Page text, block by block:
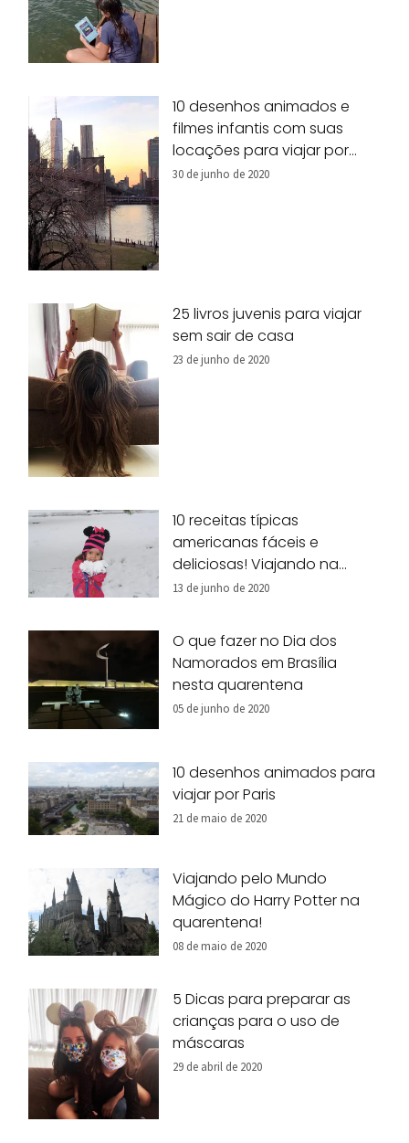
10 desenhos animados e
filmes infantis com suas
locações para viajar por
Nova York!
30 de junho de 2020
25 livros juvenis para viajar
sem sair de casa
23 de junho de 2020
10 receitas típicas
americanas fáceis e
deliciosas! Viajando na
nossa cozinha!
13 de junho de 2020
O que fazer no Dia dos
Namorados em Brasília
nesta quarentena
05 de junho de 2020
10 desenhos animados para
viajar por Paris
21 de maio de 2020
Viajando pelo Mundo
Mágico do Harry Potter na
quarentena!
08 de maio de 2020
5 Dicas para preparar as
crianças para o uso de
máscaras
29 de abril de 2020